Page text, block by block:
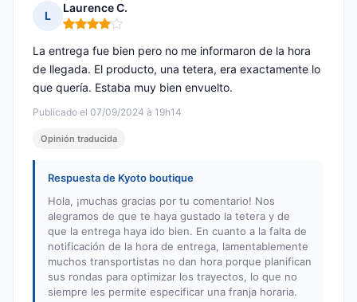
L
Laurence C.
Nota: 4 de 5
Publicado el 07/09/2024 à 19h14
La entrega fue bien pero no me informaron de la hora
de llegada. El producto, una tetera, era exactamente lo
que quería. Estaba muy bien envuelto.
Opinión traducida
Respuesta de Kyoto boutique
Hola, ¡muchas gracias por tu comentario! Nos
alegramos de que te haya gustado la tetera y de
que la entrega haya ido bien. En cuanto a la falta de
notificación de la hora de entrega, lamentablemente
muchos transportistas no dan hora porque planifican
sus rondas para optimizar los trayectos, lo que no
siempre les permite especificar una franja horaria.